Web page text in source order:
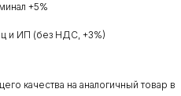
+5%
и ИП (без НДС, +3%)
качества на аналогичный товар в